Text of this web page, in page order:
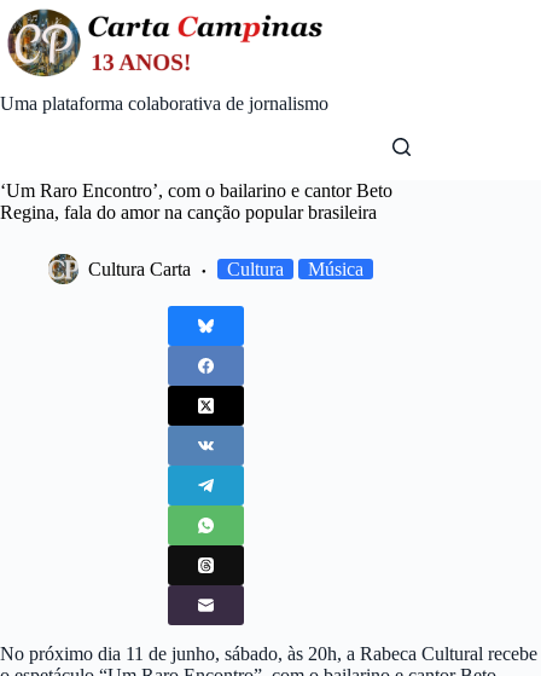
Skip
to
content
Uma plataforma colaborativa de jornalismo
‘Um Raro Encontro’, com o bailarino e cantor Beto
Regina, fala do amor na canção popular brasileira
Cultura Carta Cultura Música
No próximo dia 11 de junho, sábado, às 20h, a Rabeca Cultural recebe